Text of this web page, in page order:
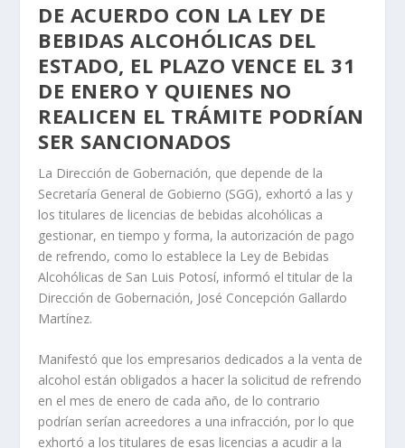
DE ACUERDO CON LA LEY DE
BEBIDAS ALCOHÓLICAS DEL
ESTADO, EL PLAZO VENCE EL 31
DE ENERO Y QUIENES NO
REALICEN EL TRÁMITE PODRÍAN
SER SANCIONADOS
La Dirección de Gobernación, que depende de la
Secretaría General de Gobierno (SGG), exhortó a las y
los titulares de licencias de bebidas alcohólicas a
gestionar, en tiempo y forma, la autorización de pago
de refrendo, como lo establece la Ley de Bebidas
Alcohólicas de San Luis Potosí, informó el titular de la
Dirección de Gobernación, José Concepción Gallardo
Martínez.
Manifestó que los empresarios dedicados a la venta de
alcohol están obligados a hacer la solicitud de refrendo
en el mes de enero de cada año, de lo contrario
podrían serían acreedores a una infracción, por lo que
exhortó a los titulares de esas licencias a acudir a la